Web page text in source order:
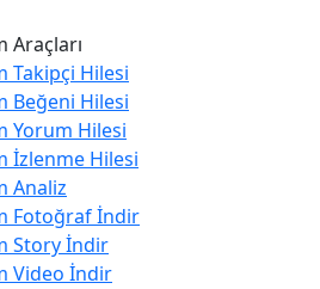
Araçları
Takipçi Hilesi
Beğeni Hilesi
Yorum Hilesi
İzlenme Hilesi
Analiz
Fotoğraf İndir
Story İndir
Video İndir